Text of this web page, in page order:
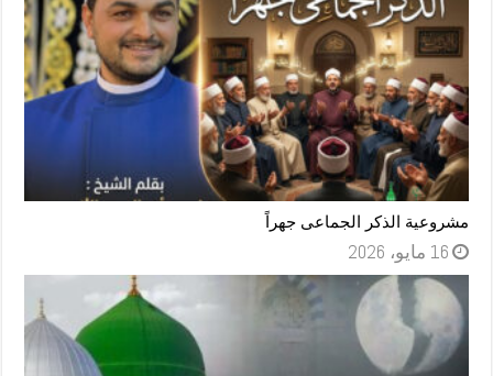
مشروعية الذكر الجماعى جهراً
16 مايو، 2026